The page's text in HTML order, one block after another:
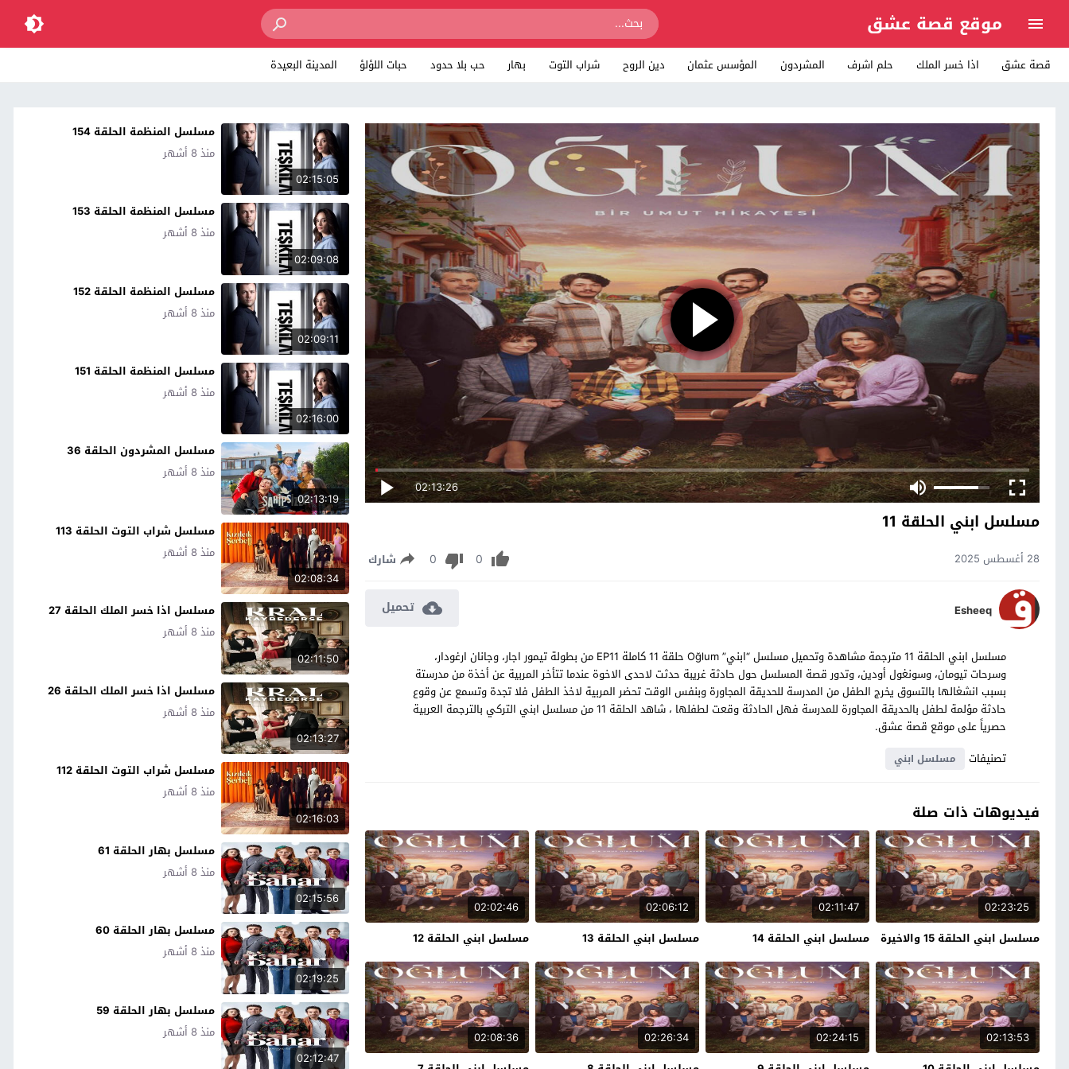
موقع قصة عشق
قصة عشق اذا خسر الملك حلم اشرف المشردون المؤسس عثمان دين الروح شراب التوت بهار حب بلا حدود حبات اللؤلؤ المدينة البعيدة
02:13:26
مسلسل ابني الحلقة 11
28 أغسطس 2025 0
0 شارك
Esheeq تحميل
مسلسل ابني الحلقة 11 مترجمة مشاهدة وتحميل مسلسل “ابني” Oğlum حلقة 11 كاملة EP11 من بطولة تيمور اجار، وجانان ارغودار،
وسرحات تيومان، وسونغول أودين، وتدور قصة المسلسل حول حادثة غريبة حدثت لاحدى الاخوة عندما تتأخر المربية عن أخذة من مدرستة
بسبب انشغالها بالتسوق يخرج الطفل من المدرسة للحديقة المجاورة وبنفس الوقت تحضر المربية لاخذ الطفل فلا تجدة وتسمع عن وقوع
حادثة مؤلمة لطفل بالحديقة المجاورة للمدرسة فهل الحادثة وقعت لطفلها ، شاهد الحلقة 11 من مسلسل ابني التركي بالترجمة العربية
حصرياً على موقع قصة عشق.
تصنيفات
مسلسل ابني
فيديوهات ذات صلة
02:23:25
مسلسل ابني الحلقة 15 والاخيرة
02:11:47
مسلسل ابني الحلقة 14
02:06:12
مسلسل ابني الحلقة 13
02:02:46
مسلسل ابني الحلقة 12
02:13:53
02:24:15
02:26:34
02:08:36
02:15:05
مسلسل المنظمة الحلقة 154
منذ 8 أشهر
02:09:08
مسلسل المنظمة الحلقة 153
منذ 8 أشهر
02:09:11
مسلسل المنظمة الحلقة 152
منذ 8 أشهر
02:16:00
مسلسل المنظمة الحلقة 151
منذ 8 أشهر
02:13:19
مسلسل المشردون الحلقة 36
منذ 8 أشهر
02:08:34
مسلسل شراب التوت الحلقة 113
منذ 8 أشهر
02:11:50
مسلسل اذا خسر الملك الحلقة 27
منذ 8 أشهر
02:13:27
مسلسل اذا خسر الملك الحلقة 26
منذ 8 أشهر
02:16:03
مسلسل شراب التوت الحلقة 112
منذ 8 أشهر
02:15:56
مسلسل بهار الحلقة 61
منذ 8 أشهر
02:19:25
مسلسل بهار الحلقة 60
منذ 8 أشهر
02:12:47
مسلسل بهار الحلقة 59
منذ 8 أشهر